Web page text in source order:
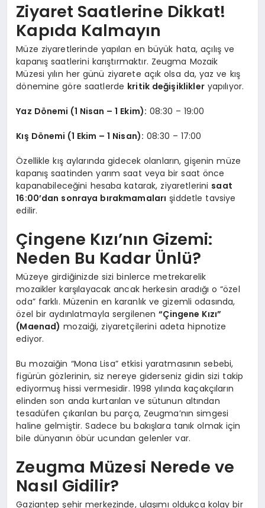
Ziyaret Saatlerine Dikkat!
Kapıda Kalmayın
Müze ziyaretlerinde yapılan en büyük hata, açılış ve
kapanış saatlerini karıştırmaktır. Zeugma Mozaik
Müzesi yılın her günü ziyarete açık olsa da, yaz ve kış
dönemine göre saatlerde kritik değişiklikleryapılıyor.
Yaz Dönemi (1 Nisan – 1 Ekim): 08:30 – 19:00
Kış Dönemi (1 Ekim – 1 Nisan): 08:30 – 17:00
Özellikle kış aylarında gidecek olanların, gişenin müze
kapanış saatinden yarım saat veya bir saat önce
kapanabileceğini hesaba katarak, ziyaretlerini saat
16:00’dan sonraya bırakmamaları şiddetle tavsiye
edilir.
Çingene Kızı’nın Gizemi:
Neden Bu Kadar Ünlü?
Müzeye girdiğinizde sizi binlerce metrekarelik
mozaikler karşılayacak ancak herkesin aradığı o “özel
oda” farklı. Müzenin en karanlık ve gizemli odasında,
özel bir aydınlatmayla sergilenen“Çingene Kızı”
(Maenad) mozaiği, ziyaretçilerini adeta hipnotize
ediyor.
Bu mozaiğin “Mona Lisa” etkisi yaratmasının sebebi,
figürün gözlerinin, siz nereye giderseniz gidin sizi takip
ediyormuş hissi vermesidir. 1998 yılında kaçakçıların
elinden son anda kurtarılan ve sütunun altından
tesadüfen çıkarılan bu parça, Zeugma’nın simgesi
haline gelmiştir. Sadece bu bakışlara tanık olmak için
bile dünyanın öbür ucundan gelenler var.
Zeugma Müzesi Nerede ve
Nasıl Gidilir?
Gaziantep şehir merkezinde, ulaşımı oldukça kolay bir